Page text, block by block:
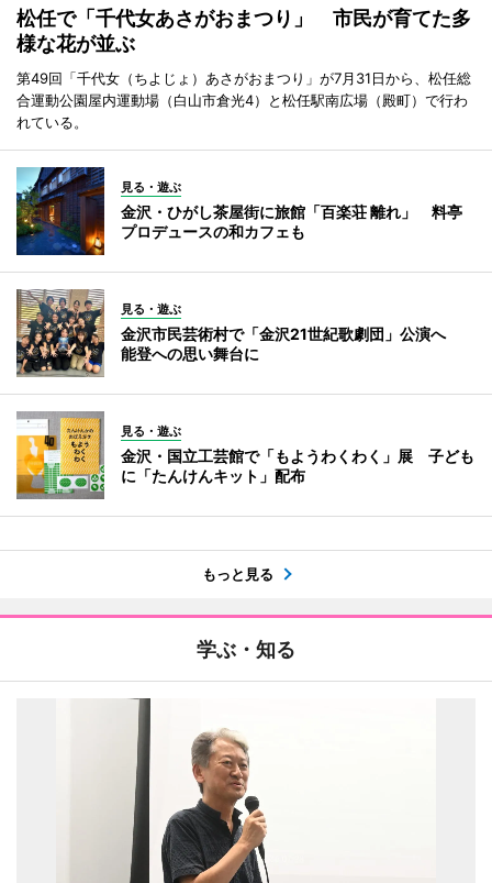
松任で「千代女あさがおまつり」 市民が育てた多
様な花が並ぶ
第49回「千代女（ちよじょ）あさがおまつり」が7月31日から、松任総
合運動公園屋内運動場（白山市倉光4）と松任駅南広場（殿町）で行わ
れている。
見る・遊ぶ
金沢・ひがし茶屋街に旅館「百楽荘 離れ」 料亭
プロデュースの和カフェも
見る・遊ぶ
金沢市民芸術村で「金沢21世紀歌劇団」公演へ
能登への思い舞台に
見る・遊ぶ
金沢・国立工芸館で「もようわくわく」展 子ども
に「たんけんキット」配布
もっと見る
学ぶ・知る